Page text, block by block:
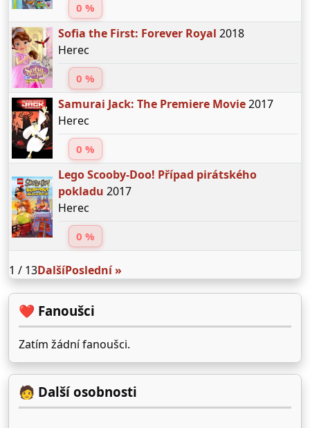
0 %
Sofia the First: Forever Royal 2018
Herec
0 %
Samurai Jack: The Premiere Movie2017
Herec
0 %
Lego Scooby-Doo! Případ pirátského
pokladu 2017
Herec
0 %
1 / 13DalšíPoslední »
❤️ Fanoušci
Zatím žádní fanoušci.
🧑 Další osobnosti